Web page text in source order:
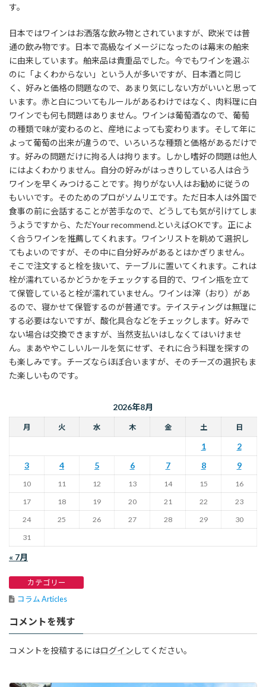
す。
日本ではワインはお洒落な飲み物とされていますが、欧米では普
通の飲み物です。日本で高級なイメージになったのは幕末の舶来
に由来しています。舶来品は貴重品でした。今でもワインを選ぶ
のに「よくわからない」という人が多いですが、日本酒と同じ
く、好みと価格の問題なので、あまり気にしない方がいいと思って
います。赤と白についてもルールがあるわけではなく、肉料理に白
ワインでも何も問題はありません。ワインは葡萄酒なので、葡萄
の種類で味が変わるのと、産地によっても変わります。そして年に
よって葡萄の出来が違うので、いろいろな種類と価格があるだけで
す。好みの問題だけに拘る人は拘ります。しかし嗜好の問題は他人
にはよくわかりません。自分の好みがはっきりしている人は合う
ワインを早くみつけることです。拘りがない人はお勧めに従うの
もいいです。そのためのプロがソムリエです。ただ日本人は外国で
食事の前に会話することが苦手なので、どうしても気が引けてしま
うようですから、ただYour recommend.といえばOKです。正によ
く合うワインを推薦してくれます。ワインリストを眺めて選択し
てもよいのですが、その中に自分好みがあるとはかぎりません。
そこで注文すると栓を抜いて、テーブルに置いてくれます。これは
栓が濡れているかどうかをチェックする目的で、ワイン瓶を立て
て保管していると栓が濡れていません。ワインは滓（おり）があ
るので、寝かせて保管するのが普通です。テイスティングは無理に
する必要はないですが、酸化具合などをチェックします。好みで
ない場合は交換できますが、当然支払いはしなくてはいけませ
ん。まあややこしいルールを気にせず、それに合う料理を探すの
も楽しみです。チーズならほぼ合いますが、そのチーズの選択もま
た楽しいものです。
2026年8月
月 火 水 木 金 土 日
1
2
3
4 5 6 7 8 9
10 11 12 13 14 15
16
17
18 19 20 21 22
23
24
25 26 27 28 29
30
31
« 7月
カテゴリー
コラム Articles
コメントを残す
コメントを投稿するにはログイン してください。